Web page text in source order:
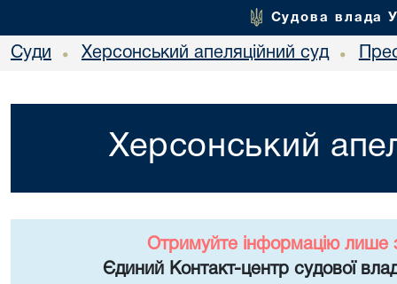
Судова влада
Суди • Херсонський апеляційний суд •
Херсонський
Отримуйте інформацію лише
Єдиний Контакт-центр судової